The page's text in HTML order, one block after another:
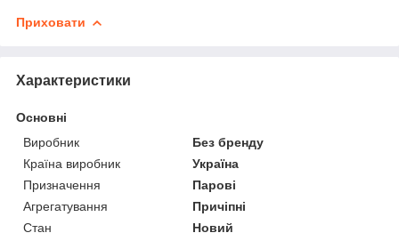
Приховати
Характеристики
Основні
Виробник
Без бренду
Країна виробник
Україна
Призначення
Парові
Агрегатування
Причіпні
Стан
Новий